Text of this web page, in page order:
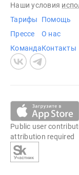
Наши условия
Тарифы
Прессе
Команда
Помощь
О нас
Контакты
Public user
attribution required